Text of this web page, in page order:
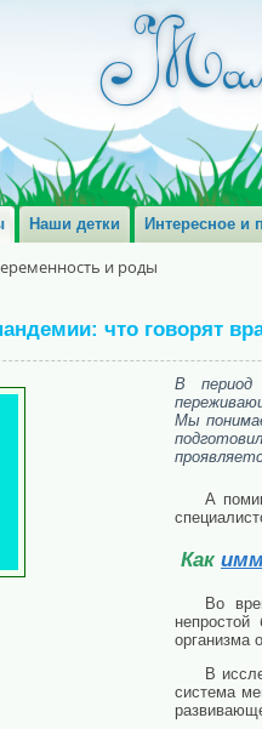
Наши детки Интересное и
и роды
что говорят
В период
Мы
А
Как
Во
организма
В
система